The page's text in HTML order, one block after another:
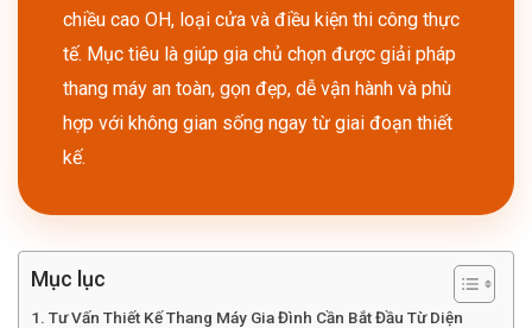
chiều cao OH, loại cửa và điều kiện thi công thực
tế. Mục tiêu là giúp gia chủ chọn được giải pháp
thang máy an toàn, gọn đẹp, dễ vận hành và phù
hợp với không gian sống ngay từ giai đoạn thiết
kế.
Mục lục
Tư Vấn Thiết Kế Thang Máy Gia Đình Cần Bắt Đầu Từ Diện